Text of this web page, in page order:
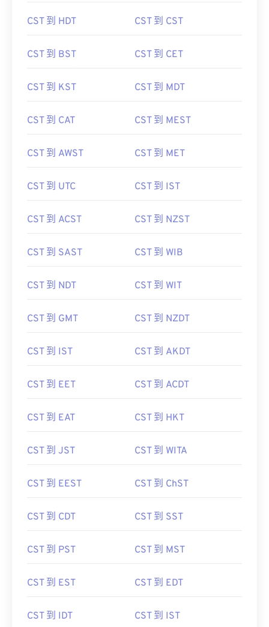
CST 到 HDT CST 到 CST
CST 到 BST CST 到 CET
CST 到 KST CST 到 MDT
CST 到 CAT CST 到 MEST
CST 到 AWST CST 到 MET
CST 到 UTC CST 到 IST
CST 到 ACST CST 到 NZST
CST 到 SAST CST 到 WIB
CST 到 NDT CST 到 WIT
CST 到 GMT CST 到 NZDT
CST 到 IST CST 到 AKDT
CST 到 EET CST 到 ACDT
CST 到 EAT CST 到 HKT
CST 到 JST CST 到 WITA
CST 到 EEST CST 到 ChST
CST 到 CDT CST 到 SST
CST 到 PST CST 到 MST
CST 到 EST CST 到 EDT
CST 到 IDT CST 到 IST